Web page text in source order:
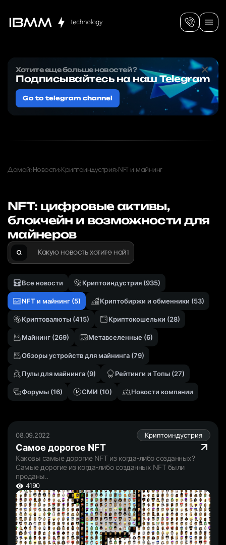
Хотите еще больше новостей?
Подписывайтесь на наш Telegram
Go to telegram channel
Домой Новости Криптоиндустрия NFT и майнинг
NFT: цифровые активы,
блокчейн и возможности для
майнеров
Найти
Все новости Криптоиндустрия (935)
NFT и майнинг (5) Криптобиржи и обменники (53)
Криптовалюты (415) Криптокошельки (28)
Майнинг (269) Метавселенныe (6)
Обзоры устройств для майнинга (79)
Пулы для майнинга (9) Рейтинги и Топы (27)
Форумы (16) СМИ (10) Новости компании
08.09.2022 Криптоиндустрия
Самое дорогое NFT
Каковы самые дорогие NFT из когда-либо созданных?
Самые дорогие из когда-либо созданных NFT были
проданы..
4190